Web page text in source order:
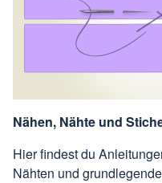
Nähen, Nähte und
Hier findest du
Nähten und